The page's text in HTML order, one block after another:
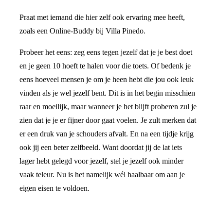
Praat met iemand die hier zelf ook ervaring mee heeft,
zoals een Online-Buddy bij Villa Pinedo.
Probeer het eens: zeg eens tegen jezelf dat je je best doet
en je geen 10 hoeft te halen voor die toets. Of bedenk je
eens hoeveel mensen je om je heen hebt die jou ook leuk
vinden als je wel jezelf bent. Dit is in het begin misschien
raar en moeilijk, maar wanneer je het blijft proberen zul je
zien dat je je er fijner door gaat voelen. Je zult merken dat
er een druk van je schouders afvalt. En na een tijdje krijg
ook jij een beter zelfbeeld. Want doordat jij de lat iets
lager hebt gelegd voor jezelf, stel je jezelf ook minder
vaak teleur. Nu is het namelijk wél haalbaar om aan je
eigen eisen te voldoen.